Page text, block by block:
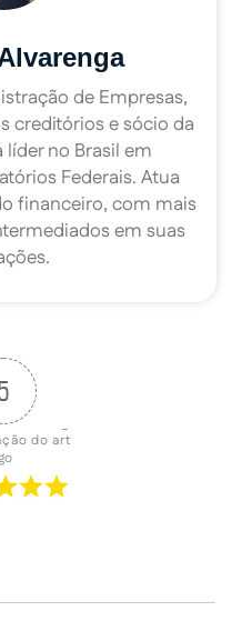
de Empresas,
creditórios e sócio da
líder no Brasil em
Federais. Atua
financeiro, com mais
em suas
do art